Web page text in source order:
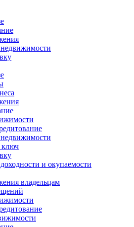
ключ
и окупаемости
владельцам